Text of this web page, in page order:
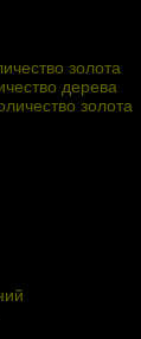
золота
дерева
золота